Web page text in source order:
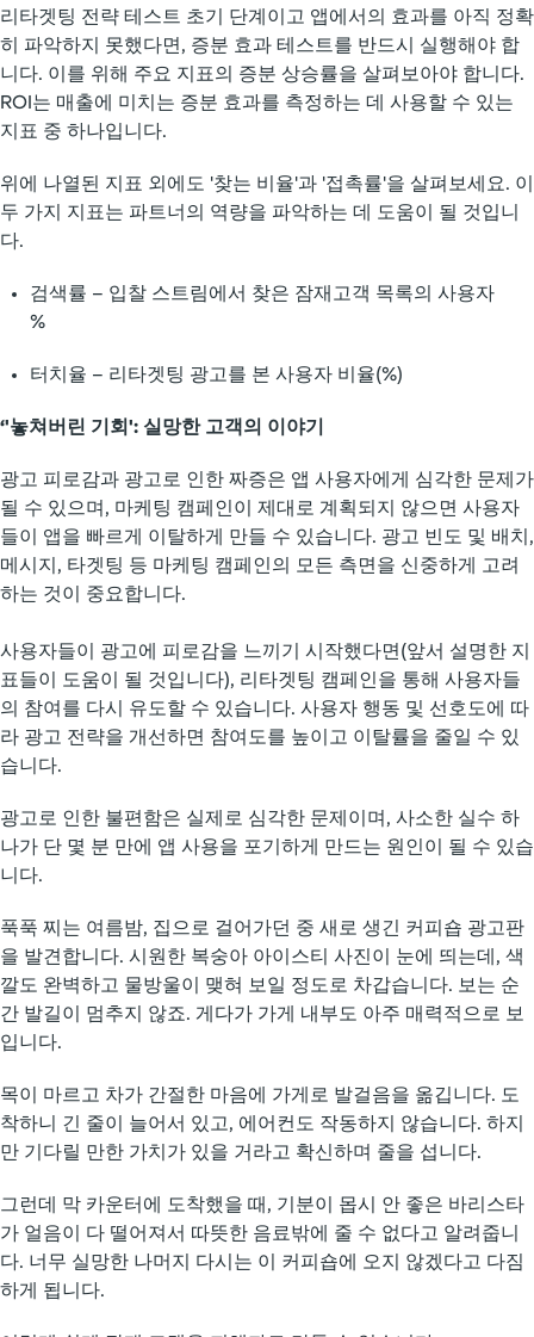
리타겟팅 전략 테스트 초기 단계이고 앱에서의 효과를 아직 정확
히 파악하지 못했다면, 증분 효과 테스트를 반드시 실행해야 합
니다. 이를 위해 주요 지표의 증분 상승률을 살펴보아야 합니다.
ROI는 매출에 미치는 증분 효과를 측정하는 데 사용할 수 있는
지표 중 하나입니다.
위에 나열된 지표 외에도 '찾는 비율'과 '접촉률'을 살펴보세요. 이
두 가지 지표는 파트너의 역량을 파악하는 데 도움이 될 것입니
다.
검색률 – 입찰 스트림에서 찾은 잠재고객 목록의 사용자
%
터치율 – 리타겟팅 광고를 본 사용자 비율(%)
‘'놓쳐버린 기회': 실망한 고객의 이야기
광고 피로감과 광고로 인한 짜증은 앱 사용자에게 심각한 문제가
될 수 있으며, 마케팅 캠페인이 제대로 계획되지 않으면 사용자
들이 앱을 빠르게 이탈하게 만들 수 있습니다. 광고 빈도 및 배치,
메시지, 타겟팅 등 마케팅 캠페인의 모든 측면을 신중하게 고려
하는 것이 중요합니다.
사용자들이 광고에 피로감을 느끼기 시작했다면(앞서 설명한 지
표들이 도움이 될 것입니다), 리타겟팅 캠페인을 통해 사용자들
의 참여를 다시 유도할 수 있습니다. 사용자 행동 및 선호도에 따
라 광고 전략을 개선하면 참여도를 높이고 이탈률을 줄일 수 있
습니다.
광고로 인한 불편함은 실제로 심각한 문제이며, 사소한 실수 하
나가 단 몇 분 만에 앱 사용을 포기하게 만드는 원인이 될 수 있습
니다.
푹푹 찌는 여름밤, 집으로 걸어가던 중 새로 생긴 커피숍 광고판
을 발견합니다. 시원한 복숭아 아이스티 사진이 눈에 띄는데, 색
깔도 완벽하고 물방울이 맺혀 보일 정도로 차갑습니다. 보는 순
간 발길이 멈추지 않죠. 게다가 가게 내부도 아주 매력적으로 보
입니다.
목이 마르고 차가 간절한 마음에 가게로 발걸음을 옮깁니다. 도
착하니 긴 줄이 늘어서 있고, 에어컨도 작동하지 않습니다. 하지
만 기다릴 만한 가치가 있을 거라고 확신하며 줄을 섭니다.
그런데 막 카운터에 도착했을 때, 기분이 몹시 안 좋은 바리스타
가 얼음이 다 떨어져서 따뜻한 음료밖에 줄 수 없다고 알려줍니
다. 너무 실망한 나머지 다시는 이 커피숍에 오지 않겠다고 다짐
하게 됩니다.